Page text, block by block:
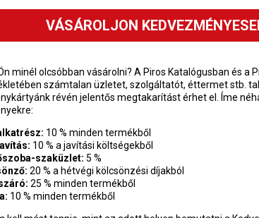
VÁSÁROLJON
minél olcsóbban vásárolni? A Piros Katalógusban és a
számtalan üzletet, szolgáltatót, éttermet stb.
révén jelentős megtakarítást érhet el. Íme
10 % minden termékből
10 % a javítási költségekből
szaküzlet: 5 %
20 % a hétvégi kölcsönzési díjakból
25 % minden termékből
10 % minden termékből